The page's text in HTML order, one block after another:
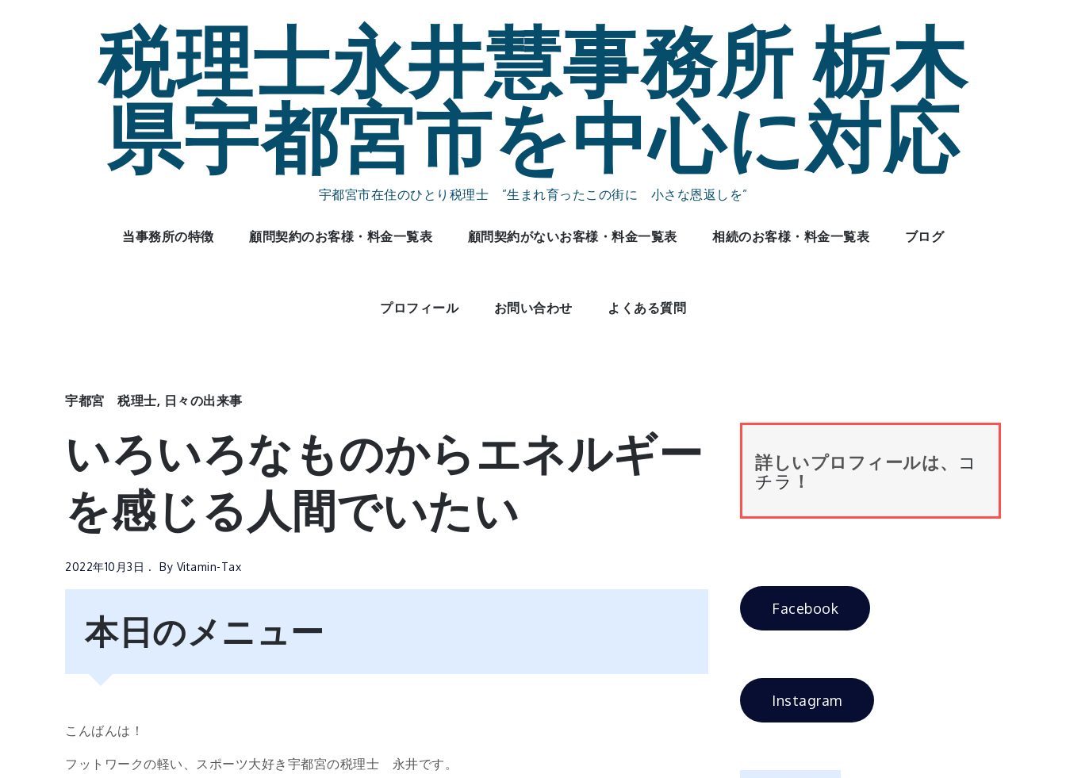
税理士永井慧事務所 栃木
県宇都宮市を中心に対応
宇都宮市在住のひとり税理士 ”生まれ育ったこの街に 小さな恩返しを”
当事務所の特徴 顧問契約のお客様・料金一覧表 顧問契約がないお客様・料金一覧表 相続のお客様・料金一覧表 ブログ
プロフィール お問い合わせ よくある質問
宇都宮 税理士, 日々の出来事
いろいろなものからエネルギー
を感じる人間でいたい
2022年10月3日 By Vitamin-Tax
本日のメニュー
こんばんは！
フットワークの軽い、スポーツ大好き宇都宮の税理士 永井です。
詳しいプロフィールは、
コ
チラ ！
Facebook
Instagram